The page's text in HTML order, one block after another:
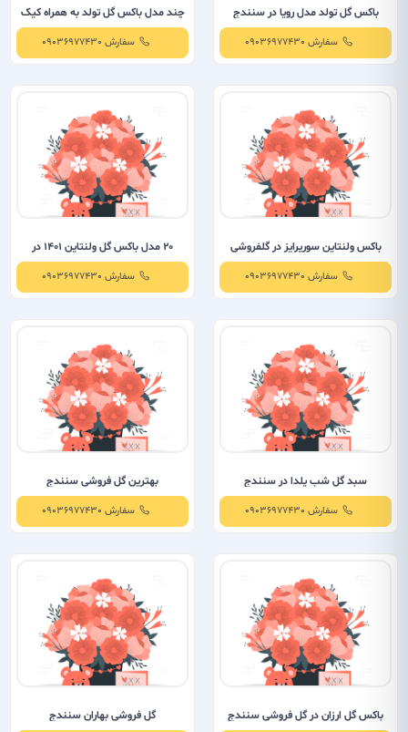
باکس گل تولد مدل رویا در سنندج
سفارش 09036977430
چند مدل باکس گل تولد به همراه کیک
سفارش 09036977430
باکس ولنتاین سورپرایز در گلفروشی
سنندجسفارش 09036977430
20 مدل باکس گل ولنتاین 1401 در
سنندجسفارش 09036977430
سبد گل شب یلدا در سنندج
سفارش 09036977430
بهترین گل فروشی سنندج
سفارش 09036977430
باکس گل ارزان در گل فروشی سنندج گل فروشی بهاران سنندج